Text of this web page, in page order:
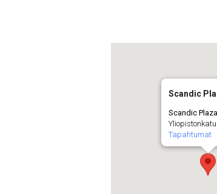
Scandic
Scandic Plaza
Tapahtumat